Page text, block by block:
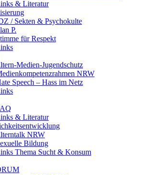
& Literatur
/ Sekten & Psychokulte
P.
für Respekt
Medien-Jugendschutz
NRW
Speech – Hass im Netz
& Literatur
NRW
Bildung
Thema Sucht & Konsum